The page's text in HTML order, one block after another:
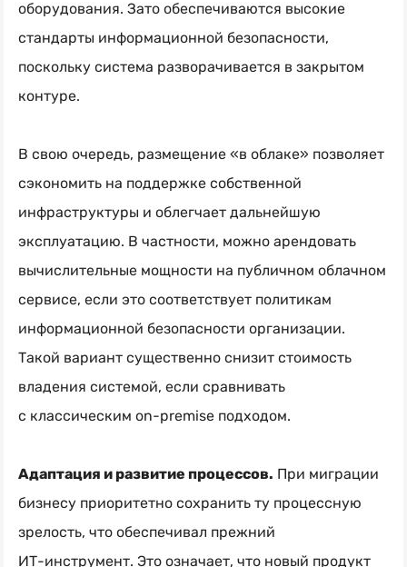
оборудования. Зато обеспечиваются высокие
стандарты информационной безопасности,
поскольку система разворачивается в закрытом
контуре.
В свою очередь, размещение «в облаке» позволяет
сэкономить на поддержке собственной
инфраструктуры и облегчает дальнейшую
эксплуатацию. В частности, можно арендовать
вычислительные мощности на публичном облачном
сервисе, если это соответствует политикам
информационной безопасности организации.
Такой вариант существенно снизит стоимость
владения системой, если сравнивать
с классическим on-premise подходом.
Адаптация и развитие процессов. При миграции
бизнесу приоритетно сохранить ту процессную
зрелость, что обеспечивал прежний
ИТ-инструмент. Это означает, что новый продукт